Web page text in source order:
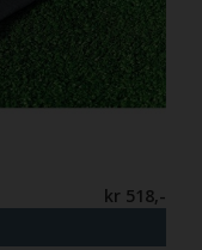
kr 518,-